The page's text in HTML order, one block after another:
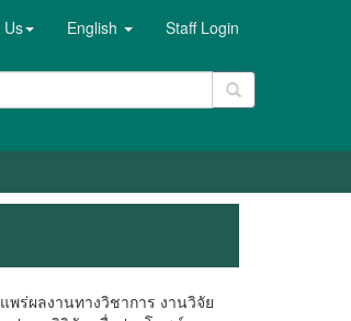
Us English Staff Login
ร่ผลงานทางวิชาการ งานวิจัย